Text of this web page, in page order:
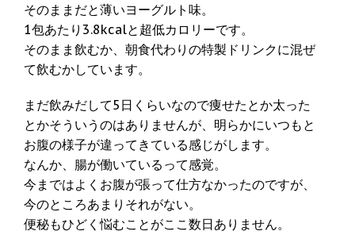
そのままだと薄いヨーグルト味。
1包あたり3.8kcalと超低カロリーです。
そのまま飲むか、朝食代わりの特製ドリンクに混ぜ
て飲むかしています。
まだ飲みだして5日くらいなので痩せたとか太った
とかそういうのはありませんが、明らかにいつもと
お腹の様子が違ってきている感じがします。
なんか、腸が働いているって感覚。
今まではよくお腹が張って仕方なかったのですが、
今のところあまりそれがない。
便秘もひどく悩むことがここ数日ありません。